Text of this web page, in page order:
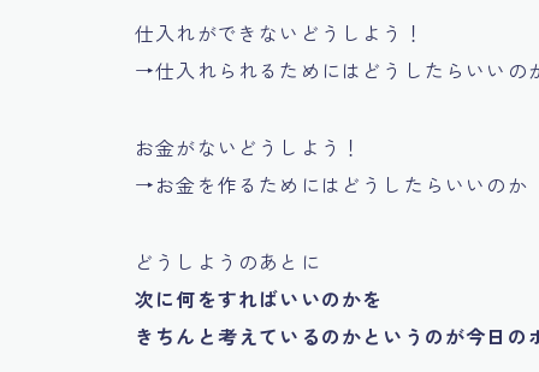
仕入れができないどうしよう！
→仕入れられるためにはどうしたらいいの
お金がないどうしよう！
→お金を作るためにはどうしたらいいのか
どうしようのあとに
次に何をすればいいのかを
きちんと考えているのかというのが今日の